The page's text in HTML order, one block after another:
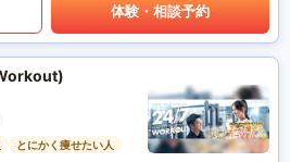
体験・相談予約
とにかく痩せたい人